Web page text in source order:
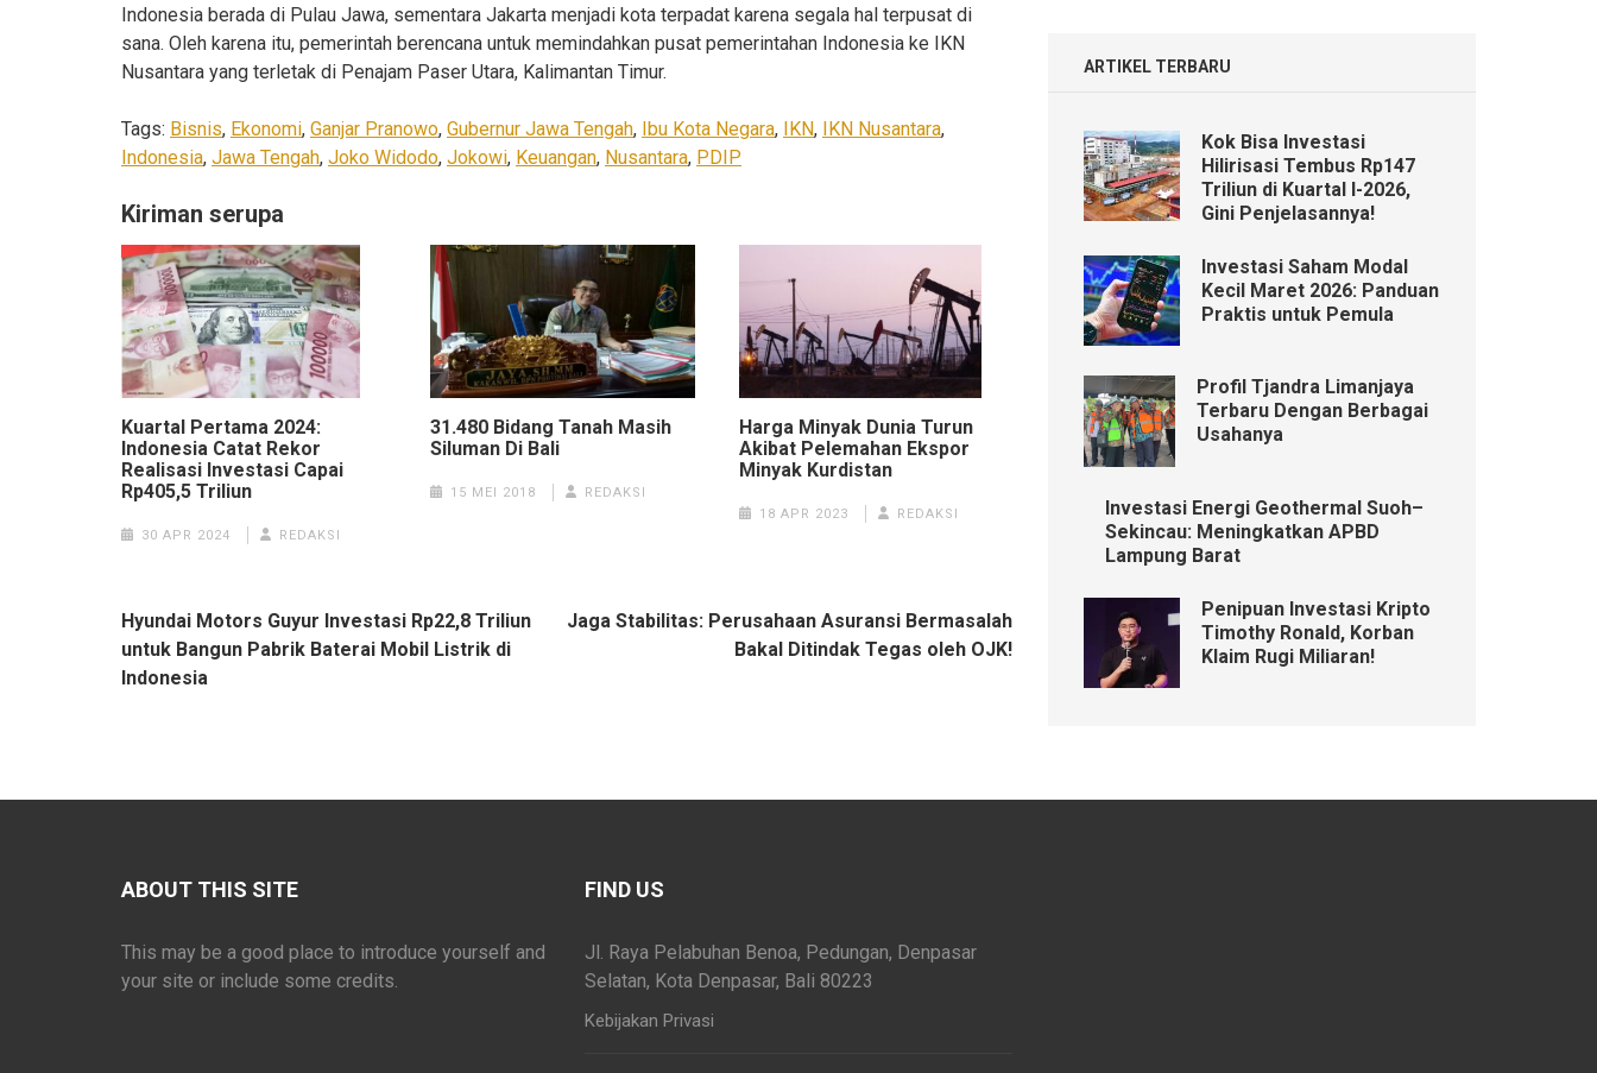
Indonesia berada di Pulau Jawa, sementara Jakarta menjadi kota terpadat karena segala hal terpusat di
sana. Oleh karena itu, pemerintah berencana untuk memindahkan pusat pemerintahan Indonesia ke IKN
Nusantara yang terletak di Penajam Paser Utara, Kalimantan Timur.
Tags: Bisnis, Ekonomi, Ganjar Pranowo, Gubernur Jawa Tengah, Ibu Kota Negara, IKN, IKN Nusantara,
Indonesia, Jawa Tengah, Joko Widodo, Jokowi, Keuangan, Nusantara, PDIP
Kiriman serupa
Kuartal Pertama 2024:
Indonesia Catat Rekor
Realisasi Investasi Capai
Rp405,5 Triliun
30 APR 2024 REDAKSI
31.480 Bidang Tanah Masih
Siluman Di Bali
15 MEI 2018 REDAKSI
Harga Minyak Dunia Turun
Akibat Pelemahan Ekspor
Minyak Kurdistan
18 APR 2023 REDAKSI
Navigasi
pos
Hyundai Motors Guyur Investasi Rp22,8 Triliun
untuk Bangun Pabrik Baterai Mobil Listrik di
Indonesia
Jaga Stabilitas: Perusahaan Asuransi Bermasalah
Bakal Ditindak Tegas oleh OJK!
ARTIKEL TERBARU
Kok Bisa Investasi
Hilirisasi Tembus Rp147
Triliun di Kuartal I-2026,
Gini Penjelasannya!
Investasi Saham Modal
Kecil Maret 2026: Panduan
Praktis untuk Pemula
Profil Tjandra Limanjaya
Terbaru Dengan Berbagai
Usahanya
Investasi Energi Geothermal Suoh–
Sekincau: Meningkatkan APBD
Lampung Barat
Penipuan Investasi Kripto
Timothy Ronald, Korban
Klaim Rugi Miliaran!
ABOUT THIS SITE
This may be a good place to introduce yourself and
your site or include some credits.
FIND US
Jl. Raya Pelabuhan Benoa, Pedungan, Denpasar
Selatan, Kota Denpasar, Bali 80223
Kebijakan Privasi